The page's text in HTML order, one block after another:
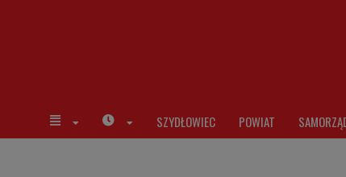
SZYDŁOWIEC POWIAT